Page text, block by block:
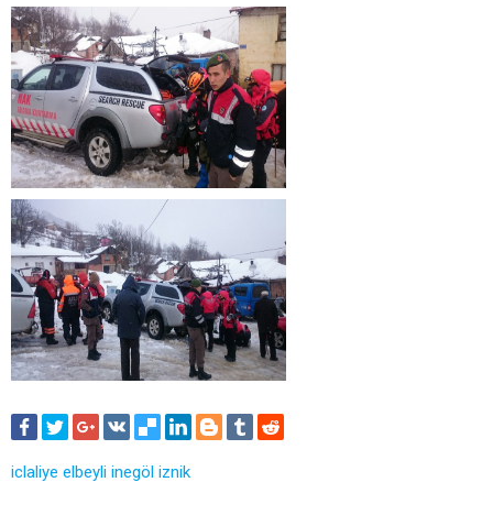
iclaliye elbeyli inegöl iznik